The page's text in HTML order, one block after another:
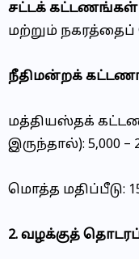
சட்டக் கட்டணங்கள்
மற்றும் நகரத்தைப்
நீதிமன்றக்
மத்தியஸ்தக்
இருந்தால்): ₹5,000
மொத்த மதிப்பீடு:
2. வழக்குத்